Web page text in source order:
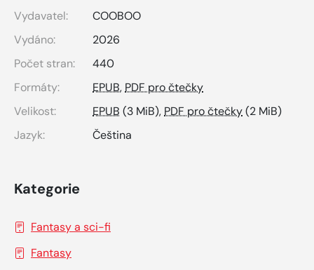
Vydavatel:
COOBOO
Vydáno:
2026
Počet stran:
440
Formáty:
EPUB, PDF pro čtečky
Velikost:
EPUB (3 MiB), PDF pro čtečky(2 MiB)
Jazyk:
Čeština
Kategorie
Fantasy a sci-fi
Fantasy